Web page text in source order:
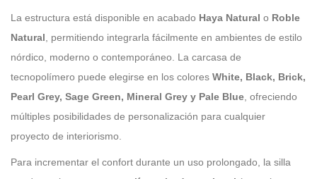
La estructura está disponible en acabado Haya Natural o Roble
Natural , permitiendo integrarla fácilmente en ambientes de estilo
nórdico, moderno o contemporáneo. La carcasa de
tecnopolímero puede elegirse en los colores White, Black, Brick,
Pearl Grey, Sage Green, Mineral Grey y Pale Blue , ofreciendo
múltiples posibilidades de personalización para cualquier
proyecto de interiorismo.
Para incrementar el confort durante un uso prolongado, la silla